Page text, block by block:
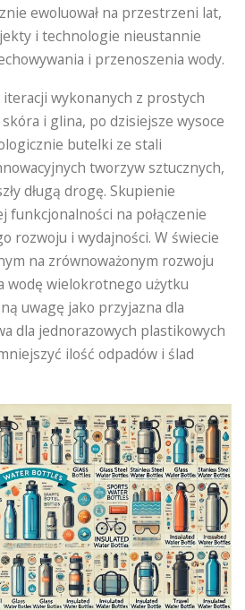
ewoluował na przestrzeni lat,
i technologie nieustannie
i przenoszenia wody.
wykonanych z prostych
i glina, po dzisiejsze wysoce
butelki ze stali
tworzyw sztucznych,
długą drogę. Skupienie
funkcjonalności na połączenie
rozwoju i wydajności. W świecie
na zrównoważonym rozwoju
wodę wielokrotnego użytku
uwagę jako przyjazna dla
dla jednorazowych plastikowych
ilość odpadów i ślad